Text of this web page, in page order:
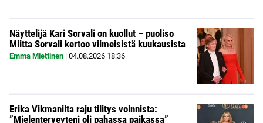
Näyttelijä Kari Sorvali on kuollut – puoliso
Miitta Sorvali kertoo viimeisistä kuukausista
Emma Miettinen | 04.08.2026 18:36
Erika Vikmanilta raju tilitys voinnista:
”Mielenterveyteni oli pahassa paikassa”